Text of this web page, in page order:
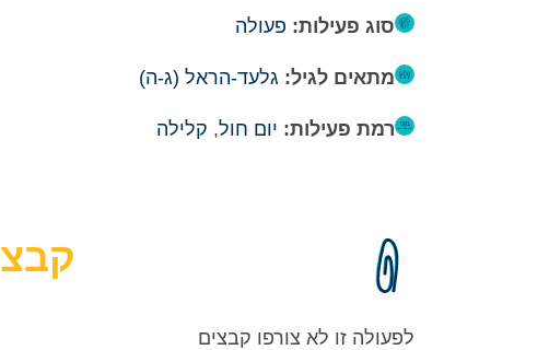
סוג פעילות: פעולה
מתאים לגיל: גלעד-הראל (ג-ה)
רמת פעילות: יום חול, קלילה
לפעולה זו לא צורפו קבצים